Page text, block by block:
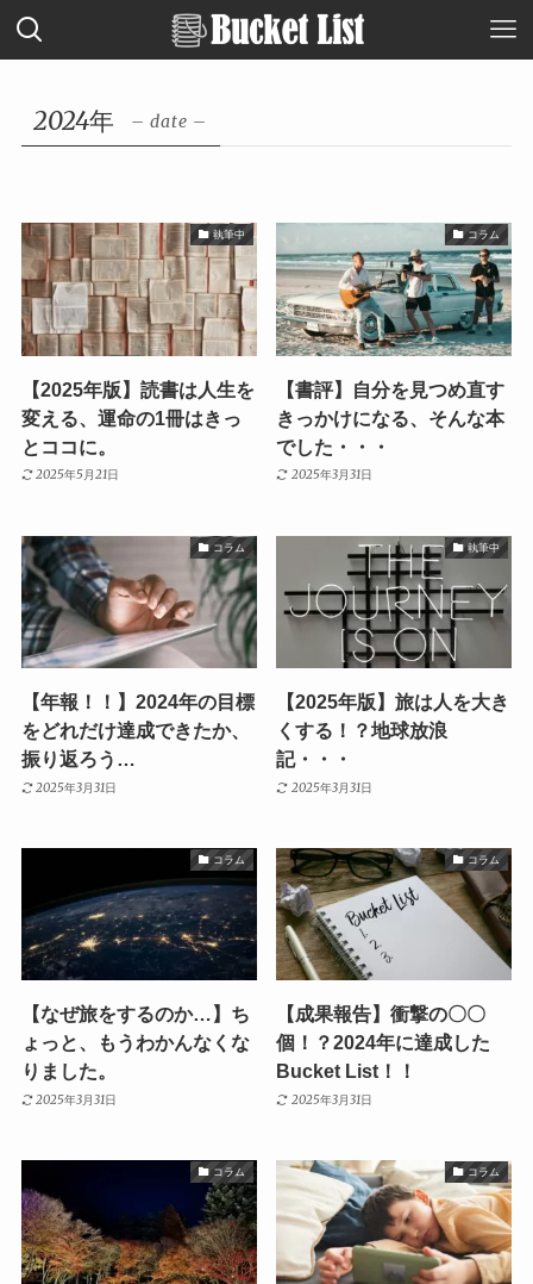
2024年 – date –
執筆中
【2025年版】読書は人生を
変える、運命の1冊はきっ
とココに。
2025年5月21日
コラム
【書評】自分を見つめ直す
きっかけになる、そんな本
でした・・・
2025年3月31日
コラム
【年報！！】2024年の目標
をどれだけ達成できたか、
振り返ろう…
2025年3月31日
執筆中
【2025年版】旅は人を大き
くする！？地球放浪
記・・・
2025年3月31日
コラム
【なぜ旅をするのか…】ち
ょっと、もうわかんなくな
りました。
2025年3月31日
コラム
【成果報告】衝撃の〇〇
個！？2024年に達成した
Bucket List！！
2025年3月31日
コラム コラム